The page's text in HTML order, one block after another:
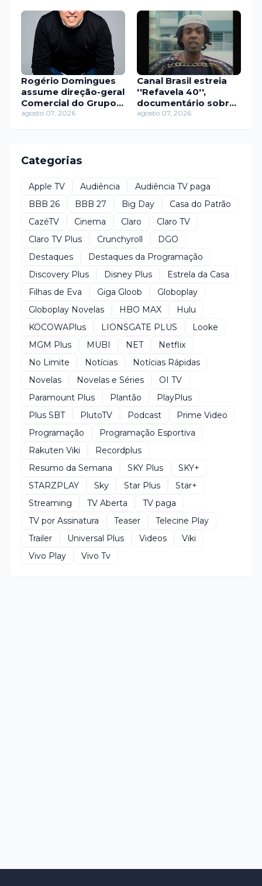
Rogério Domingues
assume direção-geral
Comercial do Grupo
Bandeirantes
agosto 07, 2026
Canal Brasil estreia
''Refavela 40'',
documentário sobre
álbum histórico de
agosto 07, 2026
Categorias
Apple TV Audiência
Audiência TV paga
BBB 26
BBB 27 Big Day
Casa do Patrão
CazéTV
Cinema Claro
Claro TV
Claro TV Plus
Crunchyroll
DGO
Destaques
Destaques da Programação
Discovery Plus
Disney Plus
Estrela da Casa
Filhas de Eva
Giga Gloob
Globoplay
Globoplay Novelas
HBO MAX
Hulu
KOCOWAPlus
LIONSGATE PLUS
Looke
MGM Plus
MUBI NET
Netflix
No Limite
Notícias
Notícias Rápidas
Novelas
Novelas e Séries
OI TV
Paramount Plus
Plantão
PlayPlus
Plus SBT
PlutoTV Podcast
Prime Video
Programação
Programação Esportiva
Rakuten Viki
Recordplus
Resumo da Semana
SKY Plus
SKY+
STARZPLAY
Sky Star Plus
Star+
Streaming
TV Aberta
TV paga
TV por Assinatura
Teaser
Telecine Play
Trailer
Universal Plus Videos
Viki
Vivo Play
Vivo Tv